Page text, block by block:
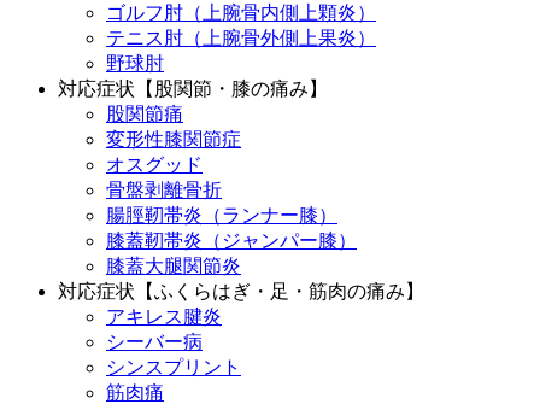
ゴルフ肘（上腕骨内側上顆炎）
テニス肘（上腕骨外側上果炎）
野球肘
対応症状【股関節・膝の痛み】
股関節痛
変形性膝関節症
オスグッド
骨盤剥離骨折
腸脛靭帯炎（ランナー膝）
膝蓋靭帯炎（ジャンパー膝）
膝蓋大腿関節炎
対応症状【ふくらはぎ・足・筋肉の痛み】
アキレス腱炎
シーバー病
シンスプリント
筋肉痛